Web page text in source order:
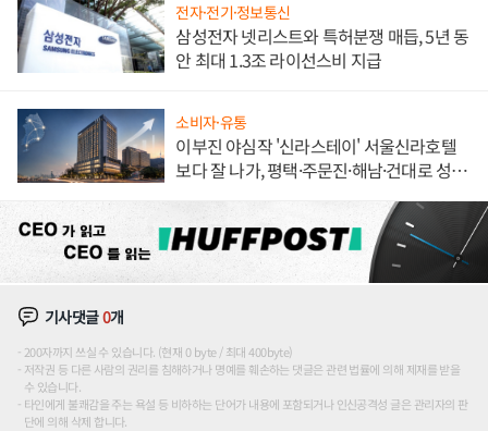
전자·전기·정보통신
삼성전자 넷리스트와 특허분쟁 매듭, 5년 동
안 최대 1.3조 라이선스비 지급
소비자·유통
이부진 야심작 '신라스테이' 서울신라호텔
보다 잘 나가, 평택·주문진·해남·건대로 성
기사댓글0개
200자까지 쓰실 수 있습니다. (현재 0 byte / 최대 400byte)
저작권 등 다른 사람의 권리를 침해하거나 명예를 훼손하는 댓글은 관련 법률에 의해 제재를 받을
수 있습니다.
타인에게 불쾌감을 주는 욕설 등 비하하는 단어가 내용에 포함되거나 인신공격성 글은 관리자의 판
단에 의해 삭제 합니다.